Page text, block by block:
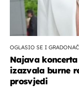
OGLASIO SE I
Najava
izazvala burne
prosvjedi